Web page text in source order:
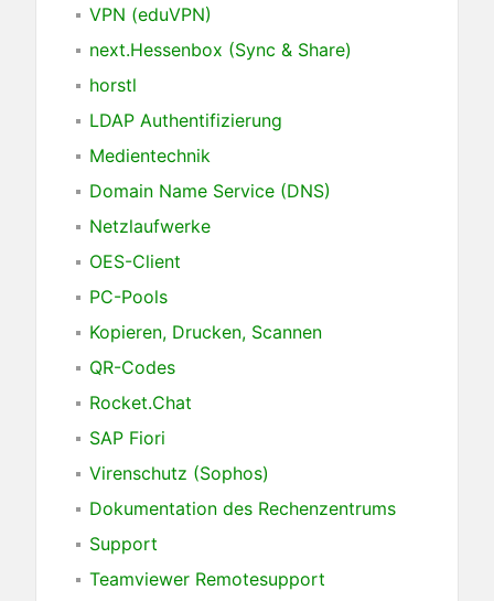
VPN (eduVPN)
next.Hessenbox (Sync & Share)
horstl
LDAP Authentifizierung
Medientechnik
Domain Name Service (DNS)
Netzlaufwerke
OES-Client
PC-Pools
Kopieren, Drucken, Scannen
QR-Codes
Rocket.Chat
SAP Fiori
Virenschutz (Sophos)
Dokumentation des Rechenzentrums
Support
Teamviewer Remotesupport